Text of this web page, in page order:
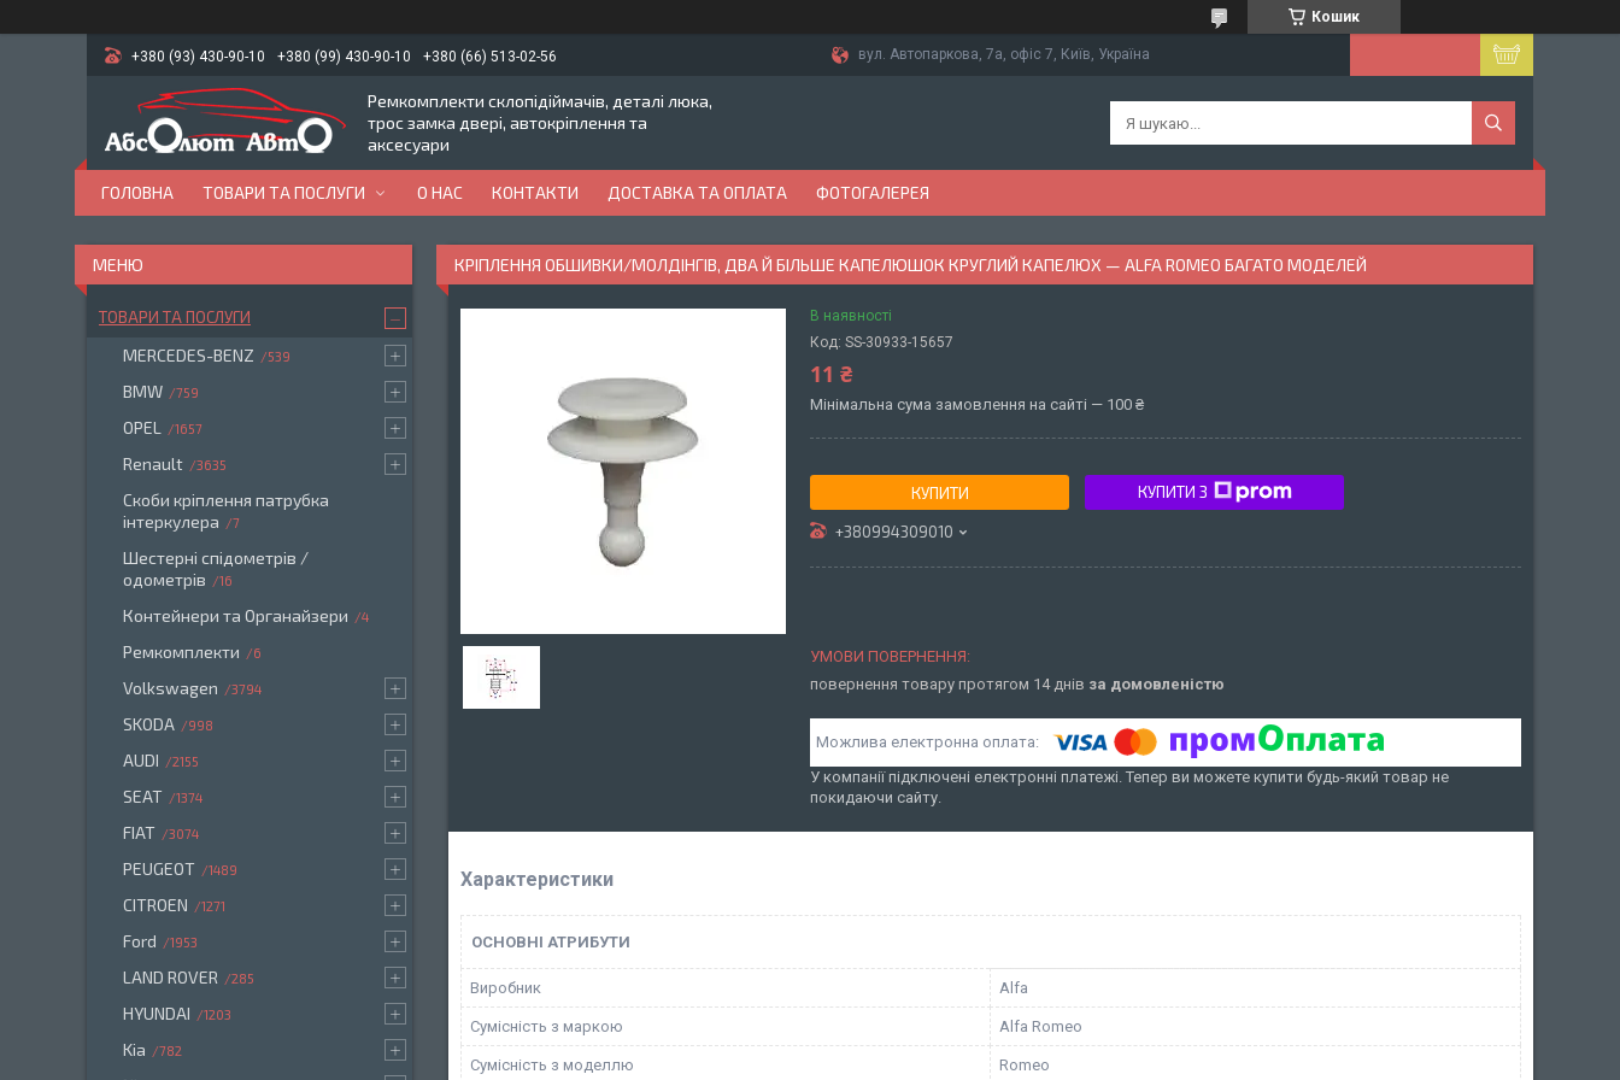
Кошик
+380 (93) 430-90-10 +380 (99) 430-90-10 +380 (66) 513-02-56 вул. Автопаркова, 7а, офіс 7, Київ, Україна
Ремкомплекти склопідіймачів, деталі люка,
трос замка двері, автокріплення та
аксесуари
ГОЛОВНА ТОВАРИ ТА ПОСЛУГИ О НАС КОНТАКТИ ДОСТАВКА ТА ОПЛАТА ФОТОГАЛЕРЕЯ
КРІПЛЕННЯ ОБШИВКИ/МОЛДІНГІВ, ДВА Й БІЛЬШЕ КАПЕЛЮШОК КРУГЛИЙ КАПЕЛЮХ — ALFA ROMEO БАГАТО МОДЕЛЕЙ
В наявності
Код: SS-30933-15657
11 ₴
Мінімальна сума замовлення на сайті — 100 ₴
КУПИТИ КУПИТИ З
+380994309010
повернення товару протягом 14 днів за домовленістю
У компанії підключені електронні платежі. Тепер ви можете купити будь-який товар не
покидаючи сайту.
Характеристики
ОСНОВНІ АТРИБУТИ
Виробник Alfa
Сумісність з маркою Alfa Romeo
Сумісність з моделлю Romeo
ТОВАРИ ТА ПОСЛУГИ
MERCEDES-BENZ 539
BMW 759
OPEL 1657
Renault 3635
Скоби кріплення патрубка
інтеркулера
7
Шестерні спідометрів /
одометрів
16
Контейнери та Органайзери 4
Ремкомплекти 6
Volkswagen 3794
SKODA 998
AUDI 2155
SEAT 1374
FIAT 3074
PEUGEOT 1489
CITROEN 1271
Ford 1953
LAND ROVER 285
HYUNDAI 1203
Kia 782